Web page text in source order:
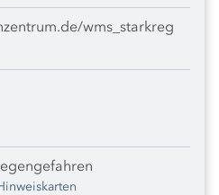
wms_starkreg